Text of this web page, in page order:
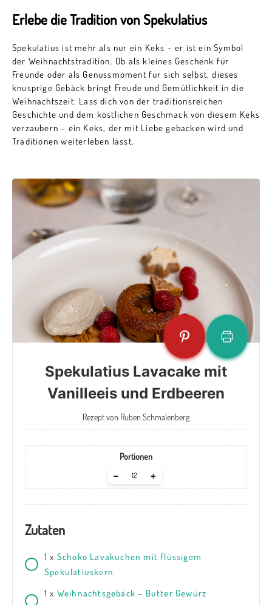
Erlebe die Tradition von Spekulatius
Spekulatius ist mehr als nur ein Keks – er ist ein Symbol
der Weihnachtstradition. Ob als kleines Geschenk für
Freunde oder als Genussmoment für sich selbst, dieses
knusprige Gebäck bringt Freude und Gemütlichkeit in die
Weihnachtszeit. Lass dich von der traditionsreichen
Geschichte und dem köstlichen Geschmack von diesem Keks
verzaubern – ein Keks, der mit Liebe gebacken wird und
Traditionen weiterleben lässt.
Spekulatius Lavacake mit
Vanilleeis und Erdbeeren
Rezept von Ruben Schmalenberg
Portionen
Adjust
+
–
Zutaten
1 x Schoko Lavakuchen mit flüssigem
Spekulatiuskern
1 x Weihnachtsgebäck – Butter Gewürz